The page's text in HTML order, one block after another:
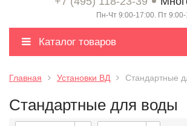
Пн-Чт 9:00-17:00. Пт
Каталог товаров
Главная Установки ВД Стандартные
Стандартные для воды